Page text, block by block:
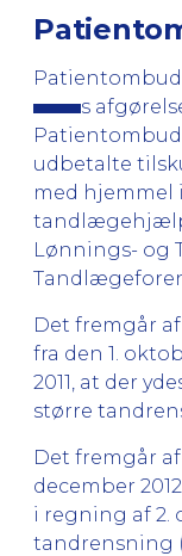
s
udbetalte
med hjemmel
Lønnings- og
Det fremgår
fra den 1.
2011, at der
større
Det fremgår
december
i regning af 2.
tandrensning